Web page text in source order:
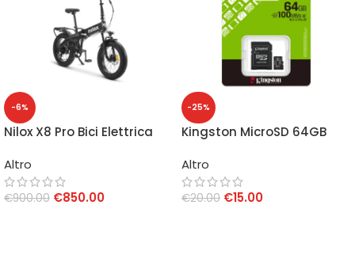
-6%
Nilox X8 Pro Bici Elettrica
Altro
€900.00 €850.00
-25%
Kingston MicroSD 64GB
Altro
€20.00 €15.00